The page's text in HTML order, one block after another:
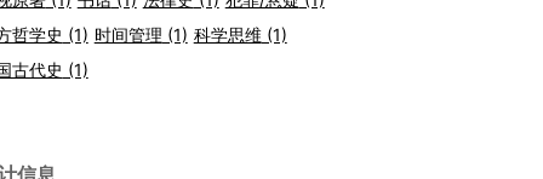
哲学史 (1) 时间管理 (1) 科学思维(1)
古代史 (1)
信息